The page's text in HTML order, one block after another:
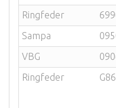
Ringfeder
Sampa
VBG
Ringfeder